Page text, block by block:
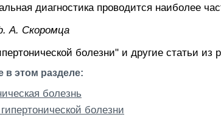
диагностика проводится наиболее
А. Скоромца
болезни" и другие статьи из
в этом разделе:
болезнь
болезни